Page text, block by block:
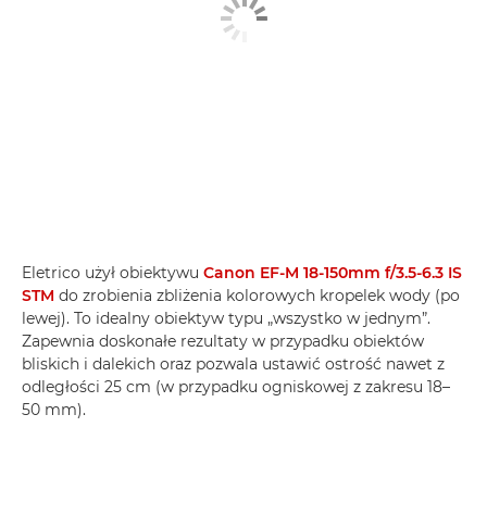
Eletrico użył obiektywu Canon EF-M 18-150mm f/3.5-6.3 IS
STM do zrobienia zbliżenia kolorowych kropelek wody (po
lewej). To idealny obiektyw typu „wszystko w jednym”.
Zapewnia doskonałe rezultaty w przypadku obiektów
bliskich i dalekich oraz pozwala ustawić ostrość nawet z
odległości 25 cm (w przypadku ogniskowej z zakresu 18–
50 mm).